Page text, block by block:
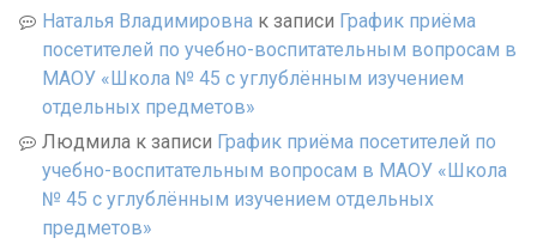
Наталья Владимировна к записи График приёма
посетителей по учебно-воспитательным вопросам в
МАОУ «Школа № 45 с углублённым изучением
отдельных предметов»
Людмила к записи График приёма посетителей по
учебно-воспитательным вопросам в МАОУ «Школа
№ 45 с углублённым изучением отдельных
предметов»